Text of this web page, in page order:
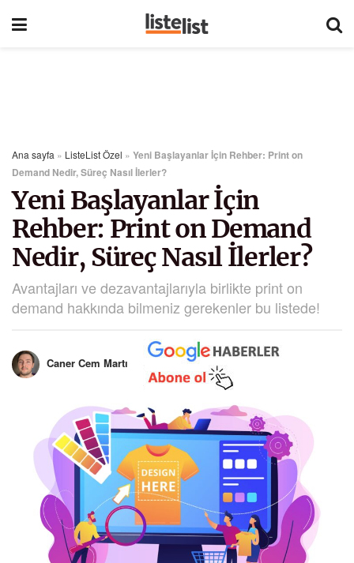
Ana sayfa » ListeList Özel » Yeni Başlayanlar İçin Rehber: Print on
Demand Nedir, Süreç Nasıl İlerler?
Yeni Başlayanlar İçin
Rehber: Print on Demand
Nedir, Süreç Nasıl İlerler?
Avantajları ve dezavantajlarıyla birlikte print on
demand hakkında bilmeniz gerekenler bu listede!
Caner Cem Martı